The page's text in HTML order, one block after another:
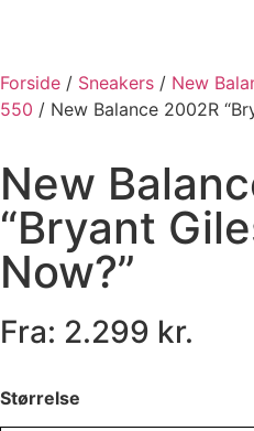
Forside / Sneakers / New
550 / New Balance 2002R
New
“Bryant
Now?”
Fra: 2.299 kr.
Størrelse